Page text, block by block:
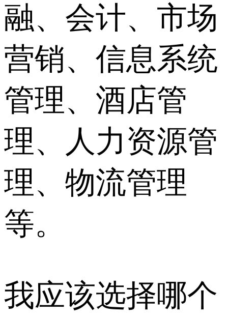
融、会计、市场
营销、信息系统
管理、酒店管
理、人力资源管
理、物流管理
等。
我应该选择哪个